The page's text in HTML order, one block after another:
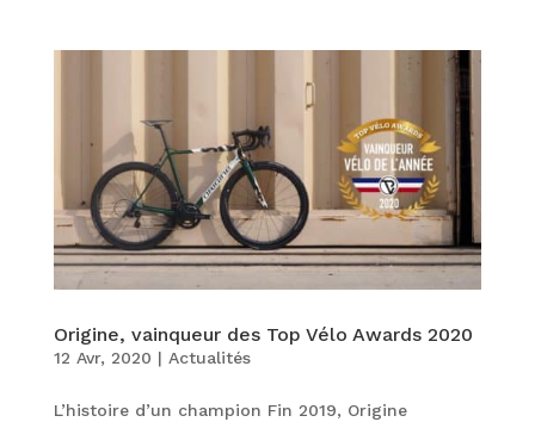
Origine, vainqueur des Top Vélo Awards 2020
12 Avr, 2020 | Actualités
L’histoire d’un champion Fin 2019, Origine